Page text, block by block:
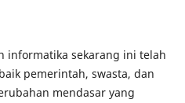
informatika sekarang ini telah
pemerintah, swasta, dan
mendasar yang